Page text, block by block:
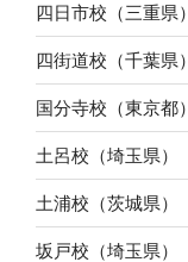
四日市校（三重県）
四街道校（千葉県）
国分寺校（東京都）
土呂校（埼玉県）
土浦校（茨城県）
坂戸校（埼玉県）